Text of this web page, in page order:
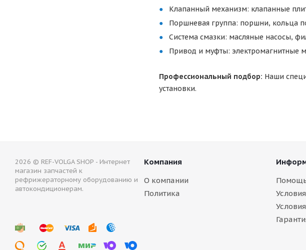
Клапанный механизм: клапанные
Поршневая группа: поршни, кольца
Система смазки: масляные насосы,
Привод и муфты:
Профессиональный подбор: Наши
установки.
2026 © REF-VOLGA SHOP - Интернет
магазин запчастей к
рефрижераторному оборудованию и
автокондиционерам.
Компания
О компании
Политика